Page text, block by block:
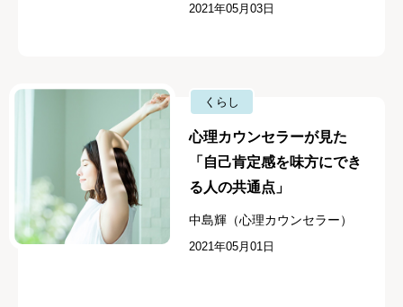
2021年05月03日
くらし
心理カウンセラーが見た
「自己肯定感を味方にでき
る人の共通点」
中島輝（心理カウンセラー）
2021年05月01日